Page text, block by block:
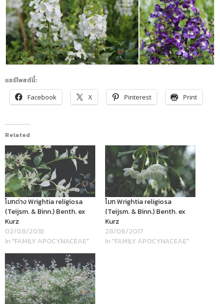
แชร์โพสต์นี้:
Facebook
X Pinterest Print
Related
โมกด่าง Wrightia religiosa
(Teijsm. & Binn.) Benth. ex
Kurz
02/08/2018
In "FAMILY APOCYNACEAE"
โมก Wrightia religiosa
(Teijsm. & Binn.) Benth. ex
Kurz
28/06/2017
In "FAMILY APOCYNACEAE"